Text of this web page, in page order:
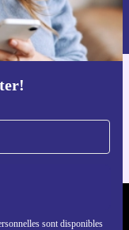
sont disponibles
personnelles
refurbed